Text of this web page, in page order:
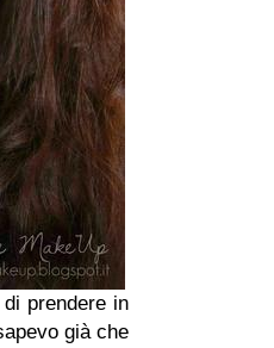
prendere in
già che